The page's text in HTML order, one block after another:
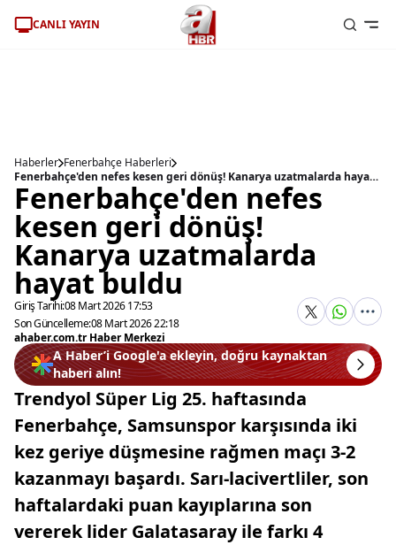
CANLI YAYIN
Haberler Fenerbahçe Haberleri
Fenerbahçe'den nefes kesen geri dönüş! Kanarya uzatmalarda hayat buldu
Fenerbahçe'den nefes
kesen geri dönüş!
Kanarya uzatmalarda
hayat buldu
Giriş Tarihi:08 Mart 2026 17:53
Son Güncelleme:08 Mart 2026 22:18
ahaber.com.tr Haber Merkezi
A Haber’i Google'a ekleyin, doğru kaynaktan
haberi alın!
Trendyol Süper Lig 25. haftasında
Fenerbahçe, Samsunspor karşısında iki
kez geriye düşmesine rağmen maçı 3-2
kazanmayı başardı. Sarı-lacivertliler, son
haftalardaki puan kayıplarına son
vererek lider Galatasaray ile farkı 4